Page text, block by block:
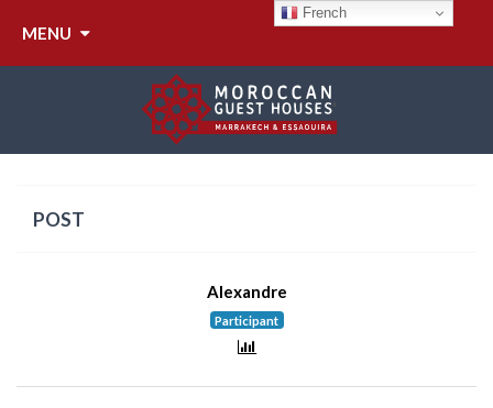
MENU
EMPLOYÉ BLACK LIST
POST
Alexandre
Participant
French